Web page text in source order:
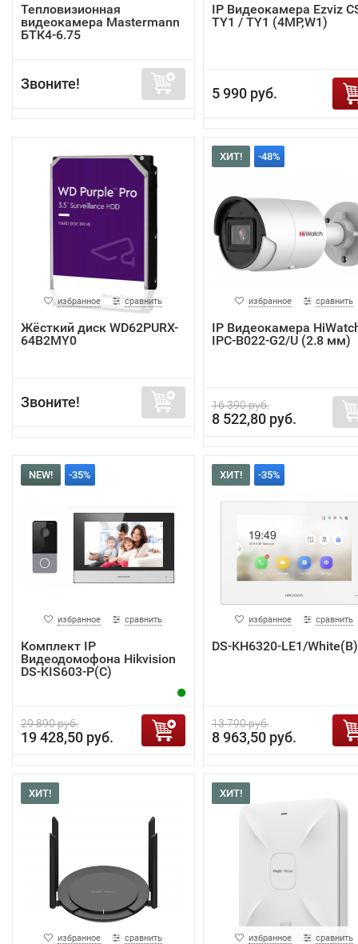
Тепловизионная
видеокамера Mastermann
БТК4-6.75
Звоните!
IP Видеокамера Ezviz
TY1 / TY1 (4MP,W1)
5 990 руб.
избранное сравнить
Жёсткий диск WD62PURX-
64B2MY0
Звоните!
ХИТ! -48%
избранное сравнить
IP Видеокамера
IPC-B022-G2/U (2.8 мм)
16 390 руб.
8 522,80 руб.
NEW! -35%
избранное сравнить
Комплект IP
Видеодомофона Hikvision
DS-KIS603-P(C)
29 890 руб.
19 428,50 руб.
ХИТ! -35%
избранное сравнить
DS-KH6320-LE1/White(B)
13 790 руб.
8 963,50 руб.
ХИТ!
избранное сравнить
ХИТ!
избранное сравнить